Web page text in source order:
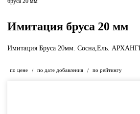
Имитация бруса 20 мм
Имитация Бруса 20мм. Сосна,Ель.
по цене / по дате добавления / по рейтингу